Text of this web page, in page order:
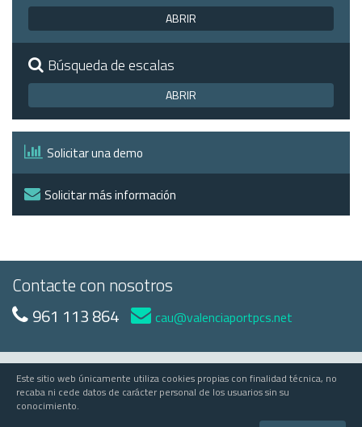
ABRIR
Búsqueda de escalas
ABRIR
Solicitar una demo
Solicitar más información
Contacte con nosotros
961 113 864 cau@valenciaportpcs.net
© 2023 Valenciaport
Valenciaport PCS
Este sitio web únicamente utiliza cookies propias con finalidad técnica, no
recaba ni cede datos de carácter personal de los usuarios sin su
conocimiento.